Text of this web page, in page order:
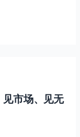
市场、见无